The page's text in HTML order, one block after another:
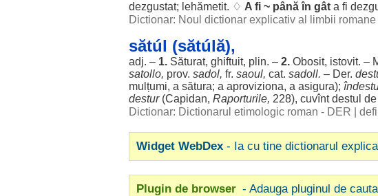
dezgustat; lehămetit. ♢ A fi ~ până în gât a fi
Dictionar: Noul dictionar explicativ al limbii
sătúl (sătúlă),
adj. – 1. Săturat, ghiftuit, plin. – 2. Obosit, istovit. –
satollo, prov. sadol, fr. saoul, cat. sadoll. – Der.
mulțumi, a sătura; a aproviziona, a asigura);
destur(Capidan, Raporturile, 228), cuvîntdestul de
Dictionar: Dictionarul etimologic roman - DER
Widget WebDex - Ia cu tine dictionarul
Plugin de browser - Adauga pluginul de